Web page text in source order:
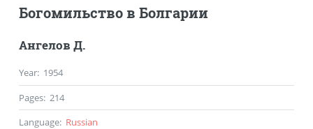
Богомильство в Болгарии
Ангелов Д.
Year: 1954
Pages: 214
Language: Russian